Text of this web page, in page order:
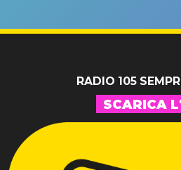
RADIO 105
SCARICA